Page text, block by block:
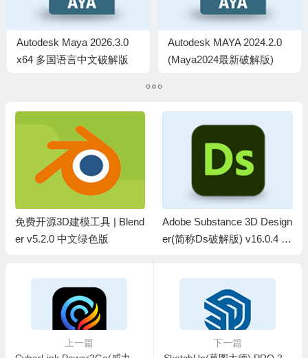
Autodesk Maya 2026.3.0
x64 多国语言中文破解版
Autodesk MAYA 2024.2.0
(Maya2024最新破解版)
免费开源3D建模工具 | Blend
er v5.2.0 中文绿色版
Adobe Substance 3D Design
er(简称Ds破解版) v16.0.4 直
上一篇
下一篇